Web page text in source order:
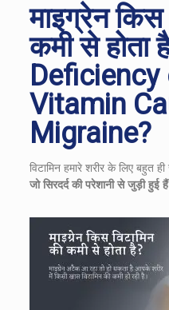
माइग्रेन किस
कमी से होता
Vitamin
Migraine?
विटामिन हमारे शरीर के लिए बहुत
जो सिरदर्द की परेशानी से जुड़ी हुई